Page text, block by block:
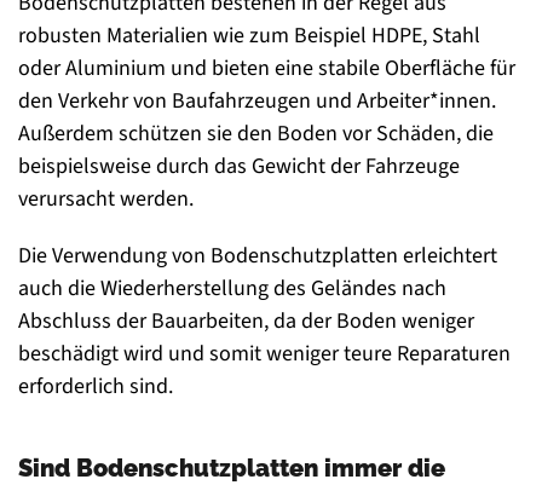
robusten Materialien wie zum Beispiel HDPE, Stahl
oder Aluminium und bieten eine stabile Oberfläche für
den Verkehr von Baufahrzeugen und Arbeiter*innen.
Außerdem schützen sie den Boden vor Schäden, die
beispielsweise durch das Gewicht der Fahrzeuge
verursacht werden.
Die Verwendung von Bodenschutzplatten erleichtert
auch die Wiederherstellung des Geländes nach
Abschluss der Bauarbeiten, da der Boden weniger
beschädigt wird und somit weniger teure Reparaturen
erforderlich sind.
Sind Bodenschutzplatten immer die